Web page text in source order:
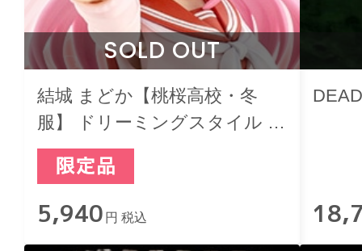
SOLD OUT
結城 まどか【桃桜高校・冬
服】 ドリーミングスタイル フ
レッシュベリー
5,940 円 税込